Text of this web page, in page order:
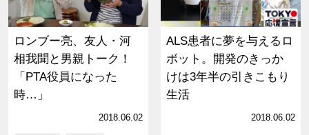
ロンブー亮、友人・河
相我聞と男親トーク！
「PTA役員になった
時…」
2018.06.02
ALS患者に夢を与えるロ
ボット。開発のきっか
けは3年半の引きこもり
生活
2018.06.02